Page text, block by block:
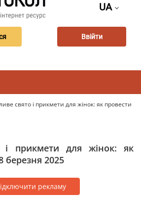
UA
Ввійти
свято і прикмети для жінок: як провести
і прикмети для жінок: як
березня 2025
рекламу